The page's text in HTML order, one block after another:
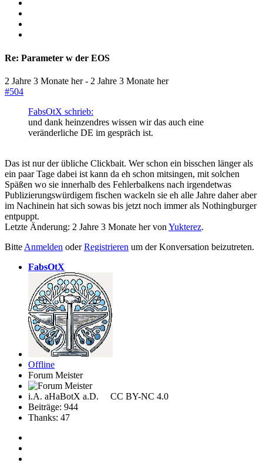
Re: Parameter w der EOS
2 Jahre 3 Monate her- 2 Jahre 3 Monate her
#504
FabsOtX schrieb:
und dank heinzendres wissen wir das auch eine
veränderliche DE im gespräch ist.
Das ist nur der übliche Clickbait. Wer schon ein bisschen länger als
ein paar Tage dabei ist kann da eh schon mitsingen, mit solchen
Späßen wo sie innerhalb des Fehlerbalkens nach irgendetwas
Publizierungswürdigem fischen wackeln sie eh alle Jahre daher aber
im Nachinein hat sich sowas bis jetzt noch immer als Nothingburger
entpuppt.
Letzte Änderung: 2 Jahre 3 Monate her von Yukterez.
Bitte Anmelden oderRegistrieren um der Konversation beizutreten.
FabsOtX
Offline
Forum Meister
i.A. aHaBotX a.D. CC BY-NC 4.0
Beiträge: 944
Thanks: 47